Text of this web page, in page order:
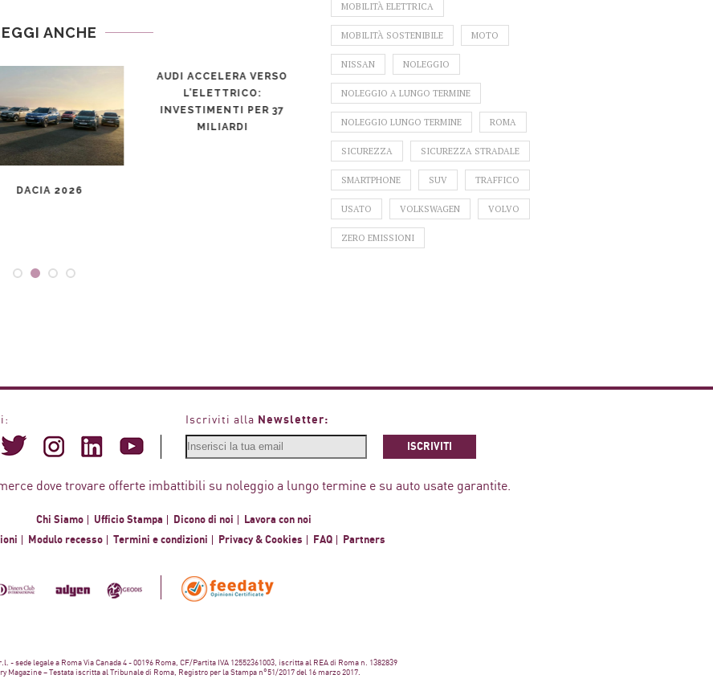
ANCHE
DACIA 2026
AUDI ACCELERA VERSO
L’ELETTRICO:
INVESTIMENTI PER 37
MILIARDI
DACIA: LE 5 MIGLIORI
SCELTE PER IL 2025
BOLLO AUTO 2026: CHI
NON PAGA E CHI
MOBILITÀ ELETTRICA
MOBILITÀ SOSTENIBILE MOTO
NISSAN NOLEGGIO
NOLEGGIO A LUNGO TERMINE
NOLEGGIO LUNGO TERMINE ROMA
SICUREZZA SICUREZZA STRADALE
SMARTPHONE SUV TRAFFICO
USATO VOLKSWAGEN VOLVO
ZERO EMISSIONI
Iscriviti alla Newsletter:
ISCRIVITI
dove trovare offerte imbattibili su noleggio a lungo termine e su auto usate garantite.
Chi Siamo Ufficio Stampa Dicono di noi
Lavora con noi
Modulo recesso Termini e condizioni Privacy & Cookies FAQ Partners
- sede legale a Roma Via Canada 4 - 00196 Roma, CF/Partita IVA 12552361003, iscritta al REA di Roma n. 1382839
Magazine – Testata iscritta al Tribunale di Roma, Registro per la Stampa n°51/2017 del 16 marzo 2017.